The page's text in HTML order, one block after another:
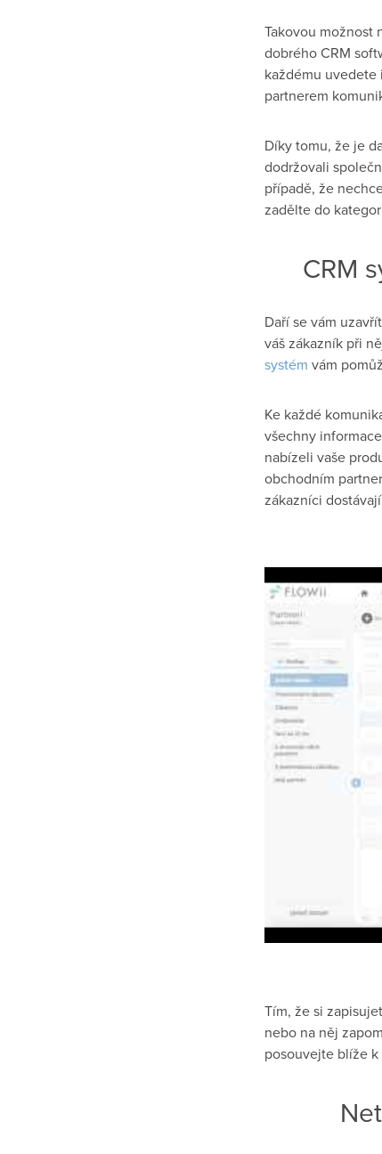
Takovou možnost
dobrého CRM
každému
partnerem
Díky tomu, že je
dodržovali
případě, že
zadělte do
CRM
Daří se vám
váš zákazník při
systém vám
Ke každé
všechny
nabízeli vaše
obchodním
zákazníci
Tím, že si
nebo na něj
posouvejte blíže k